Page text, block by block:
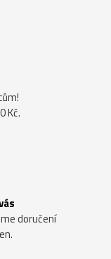
Kč.
doručení